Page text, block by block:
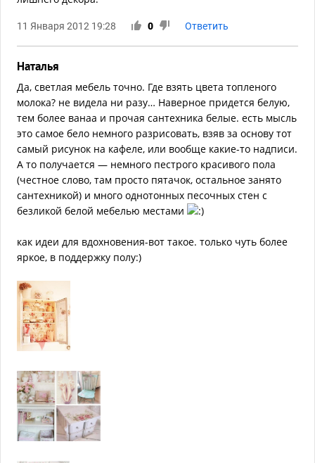
11 Января 2012 19:28 0 Ответить
Наталья
Да, светлая мебель точно. Где взять цвета топленого
молока? не видела ни разу… Наверное придется белую,
тем более ванаа и прочая сантехника белые. есть мысль
это самое бело немного разрисовать, взяв за основу тот
самый рисунок на кафеле, или вообще какие-то надписи.
А то получается — немного пестрого красивого пола
(честное слово, там просто пятачок, остальное занято
сантехникой) и много однотонных песочных стен с
безликой белой мебелью местами
как идеи для вдохновения-вот такое. только чуть более
яркое, в поддержку полу:)